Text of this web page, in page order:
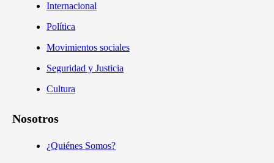
Internacional
Política
Movimientos sociales
Seguridad y Justicia
Cultura
Nosotros
¿Quiénes Somos?